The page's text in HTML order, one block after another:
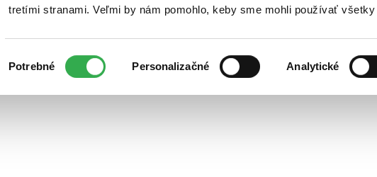
tretími stranami. Veľmi by nám pomohlo, keby sme mohli používať
súhlasu
Potrebné Personalizačné Analytické